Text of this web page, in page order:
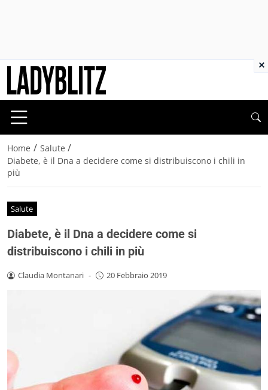
Home / Salute /
Diabete, è il Dna a decidere come si distribuiscono i chili in
più
Salute
Diabete, è il Dna a decidere come si
distribuiscono i chili in più
Claudia Montanari - 20 Febbraio 2019
×